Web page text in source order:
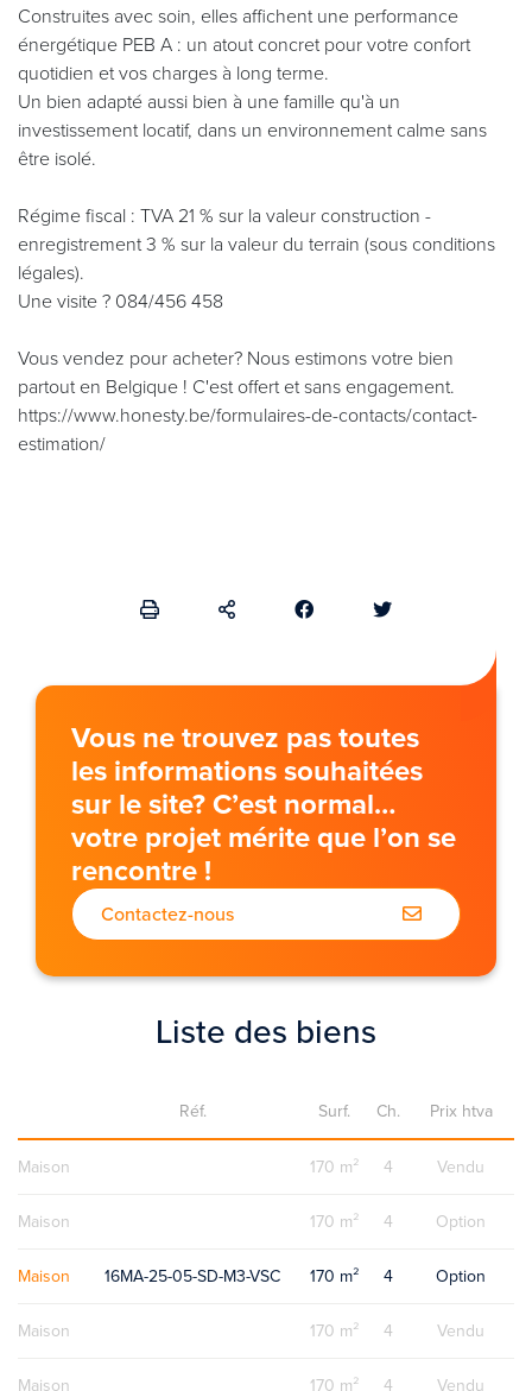
Construites avec soin, elles affichent une performance
énergétique PEB A : un atout concret pour votre confort
quotidien et vos charges à long terme.
Un bien adapté aussi bien à une famille qu'à un
investissement locatif, dans un environnement calme sans
être isolé.
Régime fiscal : TVA 21 % sur la valeur construction -
enregistrement 3 % sur la valeur du terrain (sous conditions
légales).
Une visite ? 084/456 458
Vous vendez pour acheter? Nous estimons votre bien
partout en Belgique ! C'est offert et sans engagement.
https://www.honesty.be/formulaires-de-contacts/contact-
estimation/
Vous ne trouvez pas toutes
les informations souhaitées
sur le site? C’est normal…
votre projet mérite que l’on se
rencontre !
Contactez-nous
Liste des biens
Réf. Surf. Ch. Prix htva
Maison 170 m² 4 Vendu
Maison 170 m² 4 Option
Maison 16MA-25-05-SD-M3-VSC 170 m² 4 Option
Maison 170 m² 4 Vendu
Maison 170 m² 4 Vendu